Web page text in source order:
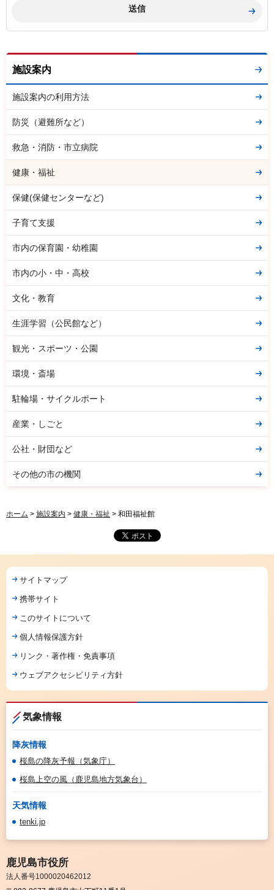
施設案内
施設案内の利用方法
防災（避難所など）
救急・消防・市立病院
健康・福祉
保健(保健センターなど)
子育て支援
市内の保育園・幼稚園
市内の小・中・高校
文化・教育
生涯学習（公民館など）
観光・スポーツ・公園
環境・斎場
駐輪場・サイクルポート
産業・しごと
公社・財団など
その他の市の機関
ホーム > 施設案内 > 健康・福祉 > 和田福祉館
サイトマップ
携帯サイト
このサイトについて
個人情報保護方針
リンク・著作権・免責事項
ウェブアクセシビリティ方針
気象情報
降灰情報
桜島の降灰予報（気象庁）
桜島上空の風（鹿児島地方気象台）
天気情報
tenki.jp
鹿児島市役所
法人番号1000020462012